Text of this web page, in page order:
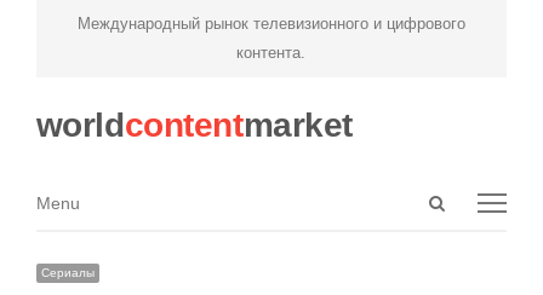
Международный рынок телевизионного и цифрового
контента.
worldcontentmarket
Open
Menu
Menu
Сериалы